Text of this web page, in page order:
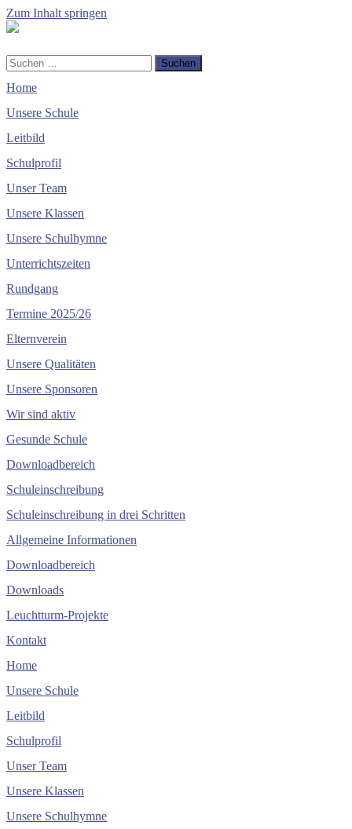
Zum Inhalt springen
Volksschule
-
Margarethen
Mobile-
Menü
ein-/ausblenden
Suchfeld
ein-/ausblenden
Suchen
nach:
Home
Unsere Schule
Leitbild
Schulprofil
Unser Team
Unsere Klassen
Unsere Schulhymne
Unterrichtszeiten
Rundgang
Termine 2025/26
Elternverein
Unsere Qualitäten
Unsere Sponsoren
Wir sind aktiv
Gesunde Schule
Downloadbereich
Schuleinschreibung
Schuleinschreibung in drei Schritten
Allgemeine Informationen
Downloadbereich
Downloads
Leuchtturm-Projekte
Kontakt
Home
Unsere Schule
Leitbild
Schulprofil
Unser Team
Unsere Klassen
Unsere Schulhymne